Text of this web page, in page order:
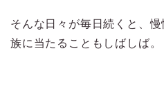
そんな日々が毎日続くと、
族に当たることもしばしば。